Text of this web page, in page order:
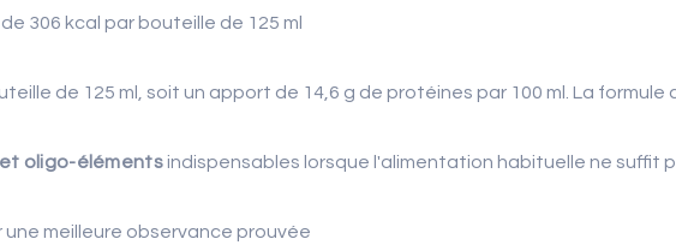
306 kcal par bouteille de 125 ml
de 125 ml, soit un apport de 14,6 g de protéines par 100 ml. La
oligo-élémentsindispensables lorsque l'alimentation habituelle ne suffit
une meilleure observance prouvée